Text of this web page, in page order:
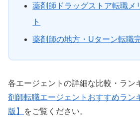
薬剤師ドラッグストア転職メ
ト
薬剤師の地方・Uターン転職
各エージェントの詳細な比較・ラン
剤師転職エージェントおすすめラン
版】
をご覧ください。